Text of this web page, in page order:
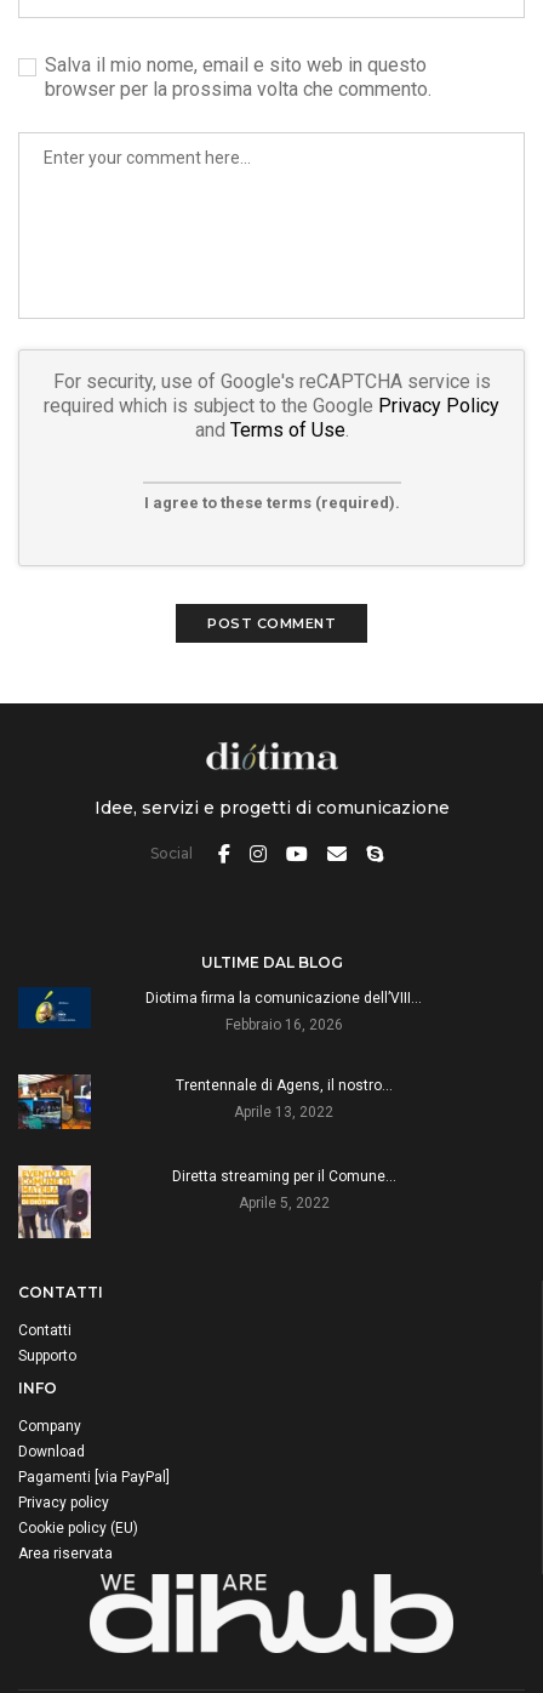
Salva il mio nome, email e sito web in questo
browser per la prossima volta che commento.
For security, use of Google's reCAPTCHA service is
required which is subject to the Google Privacy Policy
and Terms of Use.
I agree to these terms (required).
Idee, servizi e progetti di comunicazione
Social
ULTIME DAL BLOG
Diotima firma la comunicazione dell’VIII…
Febbraio 16, 2026
Trentennale di Agens, il nostro…
Aprile 13, 2022
Diretta streaming per il Comune…
Aprile 5, 2022
CONTATTI
Contatti
Supporto
INFO
Company
Download
Pagamenti [via PayPal]
Privacy policy
Cookie policy (EU)
Area riservata